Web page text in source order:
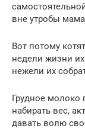
вне утробы
Вот потому
недели жизни
нежели их
Грудное
набирать вес,
давать волю